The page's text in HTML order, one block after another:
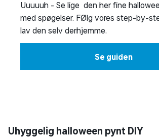
Uuuuuh - Se lige den her fine
med spøgelser. FØlg vores step-by-
lav den selv derhjemme.
Se guiden
Uhyggelig halloween pynt DIY